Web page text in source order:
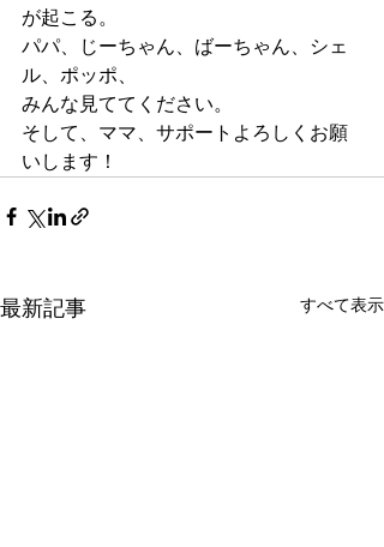
が起こる。
パパ、じーちゃん、ばーちゃん、シェ
ル、ポッポ、
みんな見ててください。
そして、ママ、サポートよろしくお願
いします！
最新記事 すべて表示